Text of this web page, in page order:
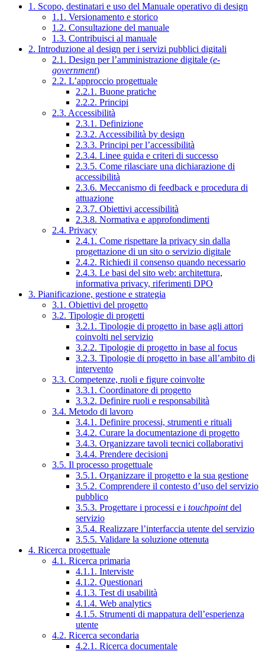
1. Scopo, destinatari e uso del Manuale operativo di design
1.1. Versionamento e storico
1.2. Consultazione del manuale
1.3. Contribuisci al manuale
2. Introduzione al design per i servizi pubblici digitali
2.1. Design per l’amministrazione digitale (e-
government)
2.2. L’approccio progettuale
2.2.1. Buone pratiche
2.2.2. Principi
2.3. Accessibilità
2.3.1. Definizione
2.3.2. Accessibilità by design
2.3.3. Principi per l’accessibilità
2.3.4. Linee guida e criteri di successo
2.3.5. Come rilasciare una dichiarazione di
accessibilità
2.3.6. Meccanismo di feedback e procedura di
attuazione
2.3.7. Obiettivi accessibilità
2.3.8. Normativa e approfondimenti
2.4. Privacy
2.4.1. Come rispettare la privacy sin dalla
progettazione di un sito o servizio digitale
2.4.2. Richiedi il consenso quando necessario
2.4.3. Le basi del sito web: architettura,
informativa privacy, riferimenti DPO
3. Pianificazione, gestione e strategia
3.1. Obiettivi del progetto
3.2. Tipologie di progetti
3.2.1. Tipologie di progetto in base agli attori
coinvolti nel servizio
3.2.2. Tipologie di progetto in base al focus
3.2.3. Tipologie di progetto in base all’ambito di
intervento
3.3. Competenze, ruoli e figure coinvolte
3.3.1. Coordinatore di progetto
3.3.2. Definire ruoli e responsabilità
3.4. Metodo di lavoro
3.4.1. Definire processi, strumenti e rituali
3.4.2. Curare la documentazione di progetto
3.4.3. Organizzare tavoli tecnici collaborativi
3.4.4. Prendere decisioni
3.5. Il processo progettuale
3.5.1. Organizzare il progetto e la sua gestione
3.5.2. Comprendere il contesto d’uso del servizio
pubblico
3.5.3. Progettare i processi e i touchpointdel
servizio
3.5.4. Realizzare l’interfaccia utente del servizio
3.5.5. Validare la soluzione ottenuta
4. Ricerca progettuale
4.1. Ricerca primaria
4.1.1. Interviste
4.1.2. Questionari
4.1.3. Test di usabilità
4.1.4. Web analytics
4.1.5. Strumenti di mappatura dell’esperienza
utente
4.2. Ricerca secondaria
4.2.1. Ricerca documentale